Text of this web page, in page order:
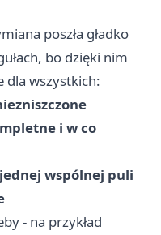
poszła gładko
bo dzięki nim
dla wszystkich:
i w co
wspólnej puli
- na przykład